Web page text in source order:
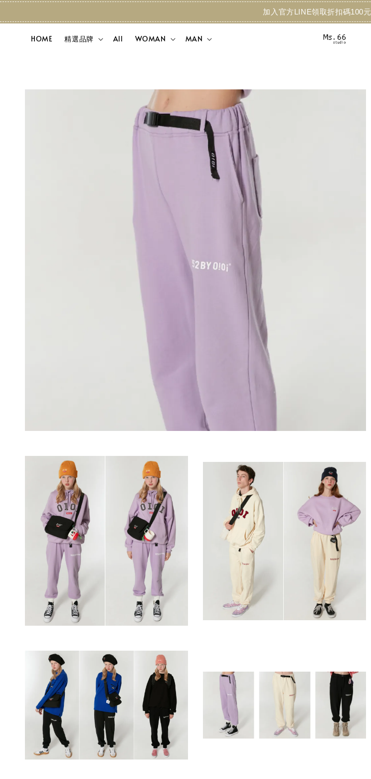
加入官方LINE領取折扣碼100元
HOME 精選品牌 All WOMAN MAN